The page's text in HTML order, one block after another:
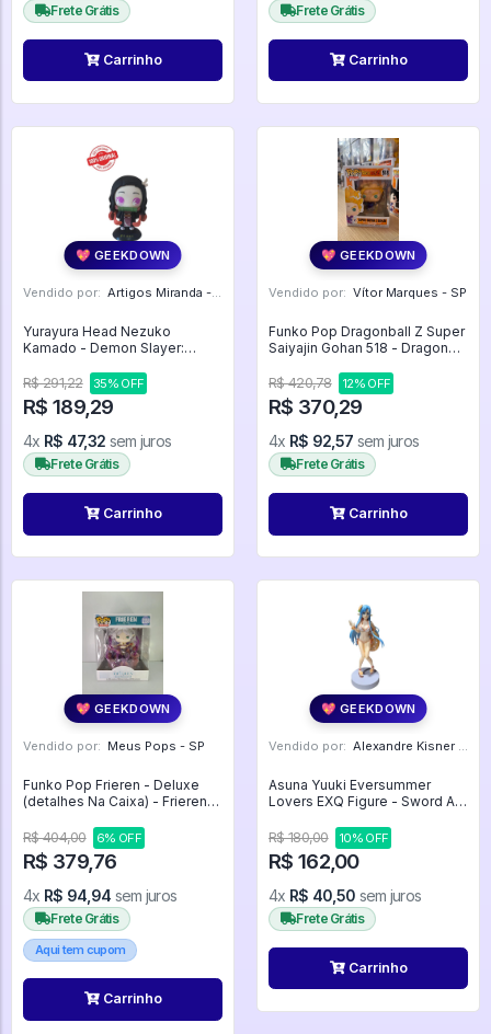
Frete Grátis
Carrinho
Frete Grátis
Carrinho
💖 GEEKDOWN
Vendido por: Artigos Miranda - RJ
Yurayura Head Nezuko
Kamado - Demon Slayer:
R$ 291,22
35% OFF
R$ 189,29
4x R$ 47,32 sem juros
Frete Grátis
Carrinho
💖 GEEKDOWN
Vendido por: Vítor Marques - SP
Funko Pop Dragonball Z Super
Saiyajin Gohan 518 - Dragon
R$ 420,78
12% OFF
R$ 370,29
4x R$ 92,57 sem juros
Frete Grátis
Carrinho
💖 GEEKDOWN
Vendido por: Meus Pops - SP
Funko Pop Frieren - Deluxe
(detalhes Na Caixa) - Frieren
R$ 404,00
6% OFF
R$ 379,76
4x R$ 94,94 sem juros
Frete Grátis
Aqui tem cupom
Carrinho
💖 GEEKDOWN
Vendido por: Alexandre Kisner - PR
Asuna Yuuki Eversummer
Lovers EXQ Figure - Sword Art
R$ 180,00
10% OFF
R$ 162,00
4x R$ 40,50 sem juros
Frete Grátis
Carrinho